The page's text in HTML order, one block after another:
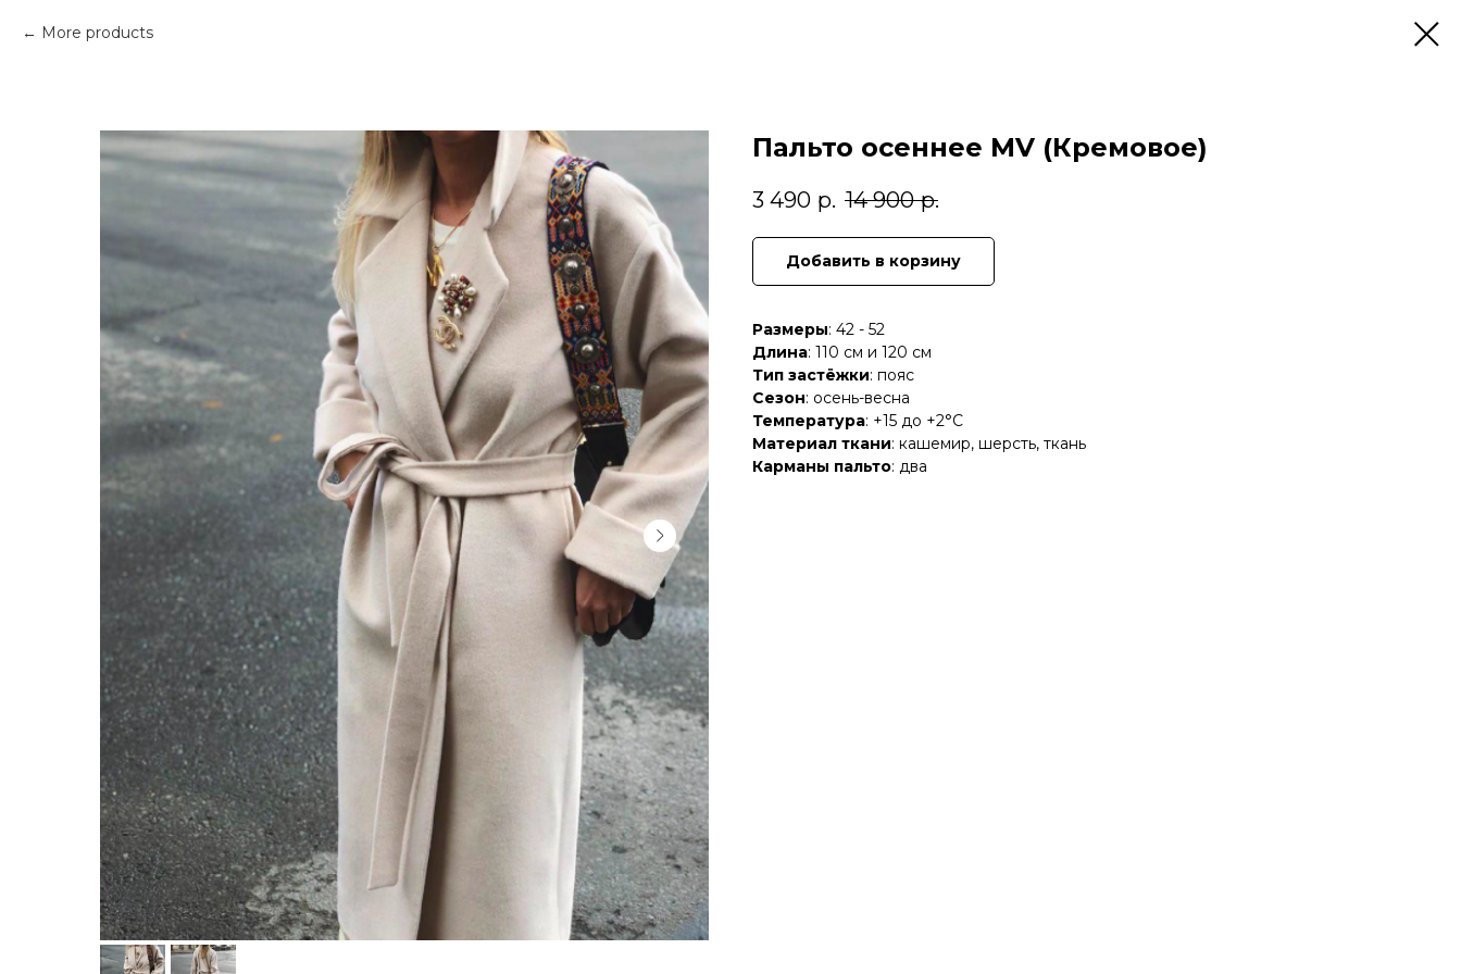
More products
Пальто осеннее MV (Кремовое)
3 490 р. 14 900 р.
Добавить в корзину
Размеры: 42 - 52
Длина: 110 см и 120 см
Тип застёжки: пояс
Сезон: осень-весна
Температура: +15 до +2°C
Материал ткани: кашемир, шерсть, ткань
Карманы пальто: два